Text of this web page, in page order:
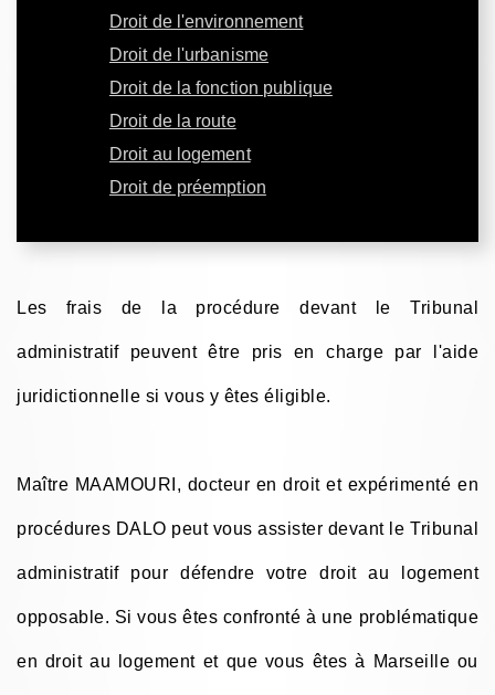
Droit de l'environnement
Droit de l'urbanisme
Droit de la fonction publique
Droit de la route
Droit au logement
Droit de préemption
Les frais de la procédure devant le Tribunal
administratif peuvent être pris en charge par l'aide
juridictionnelle si vous y êtes éligible.
Maître MAAMOURI, docteur en droit et expérimenté en
procédures DALO peut vous assister devant le Tribunal
administratif pour défendre votre droit au logement
opposable. Si vous êtes confronté à une problématique
en droit au logement et que vous êtes à Marseille ou